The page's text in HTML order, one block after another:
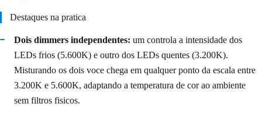
Destaques na pratica
Dois dimmers independentes: um controla a intensidade dos
LEDs frios (5.600K) e outro dos LEDs quentes (3.200K).
Misturando os dois voce chega em qualquer ponto da escala entre
3.200K e 5.600K, adaptando a temperatura de cor ao ambiente
sem filtros fisicos.